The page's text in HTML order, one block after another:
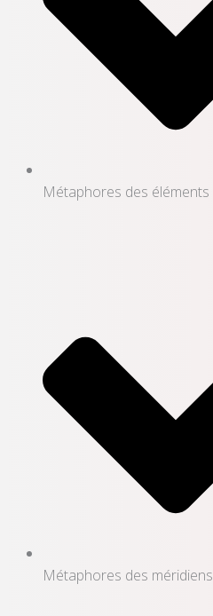
Métaphores des éléments
Métaphores des méridiens